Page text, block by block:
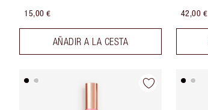
15,00 €
AÑADIR A LA CESTA
42,00 €